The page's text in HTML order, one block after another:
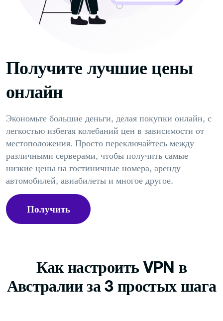
Получите лучшие цены
онлайн
Экономьте большие деньги, делая покупки онлайн, с
легкостью избегая колебаний цен в зависимости от
местоположения. Просто переключайтесь между
различными серверами, чтобы получить самые
низкие цены на гостиничные номера, аренду
автомобилей, авиабилеты и многое другое.
Получить
Как настроить VPN в
Австралии за 3 простых шага